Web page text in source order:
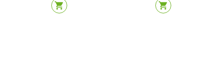
shopping_cart shopping_cart